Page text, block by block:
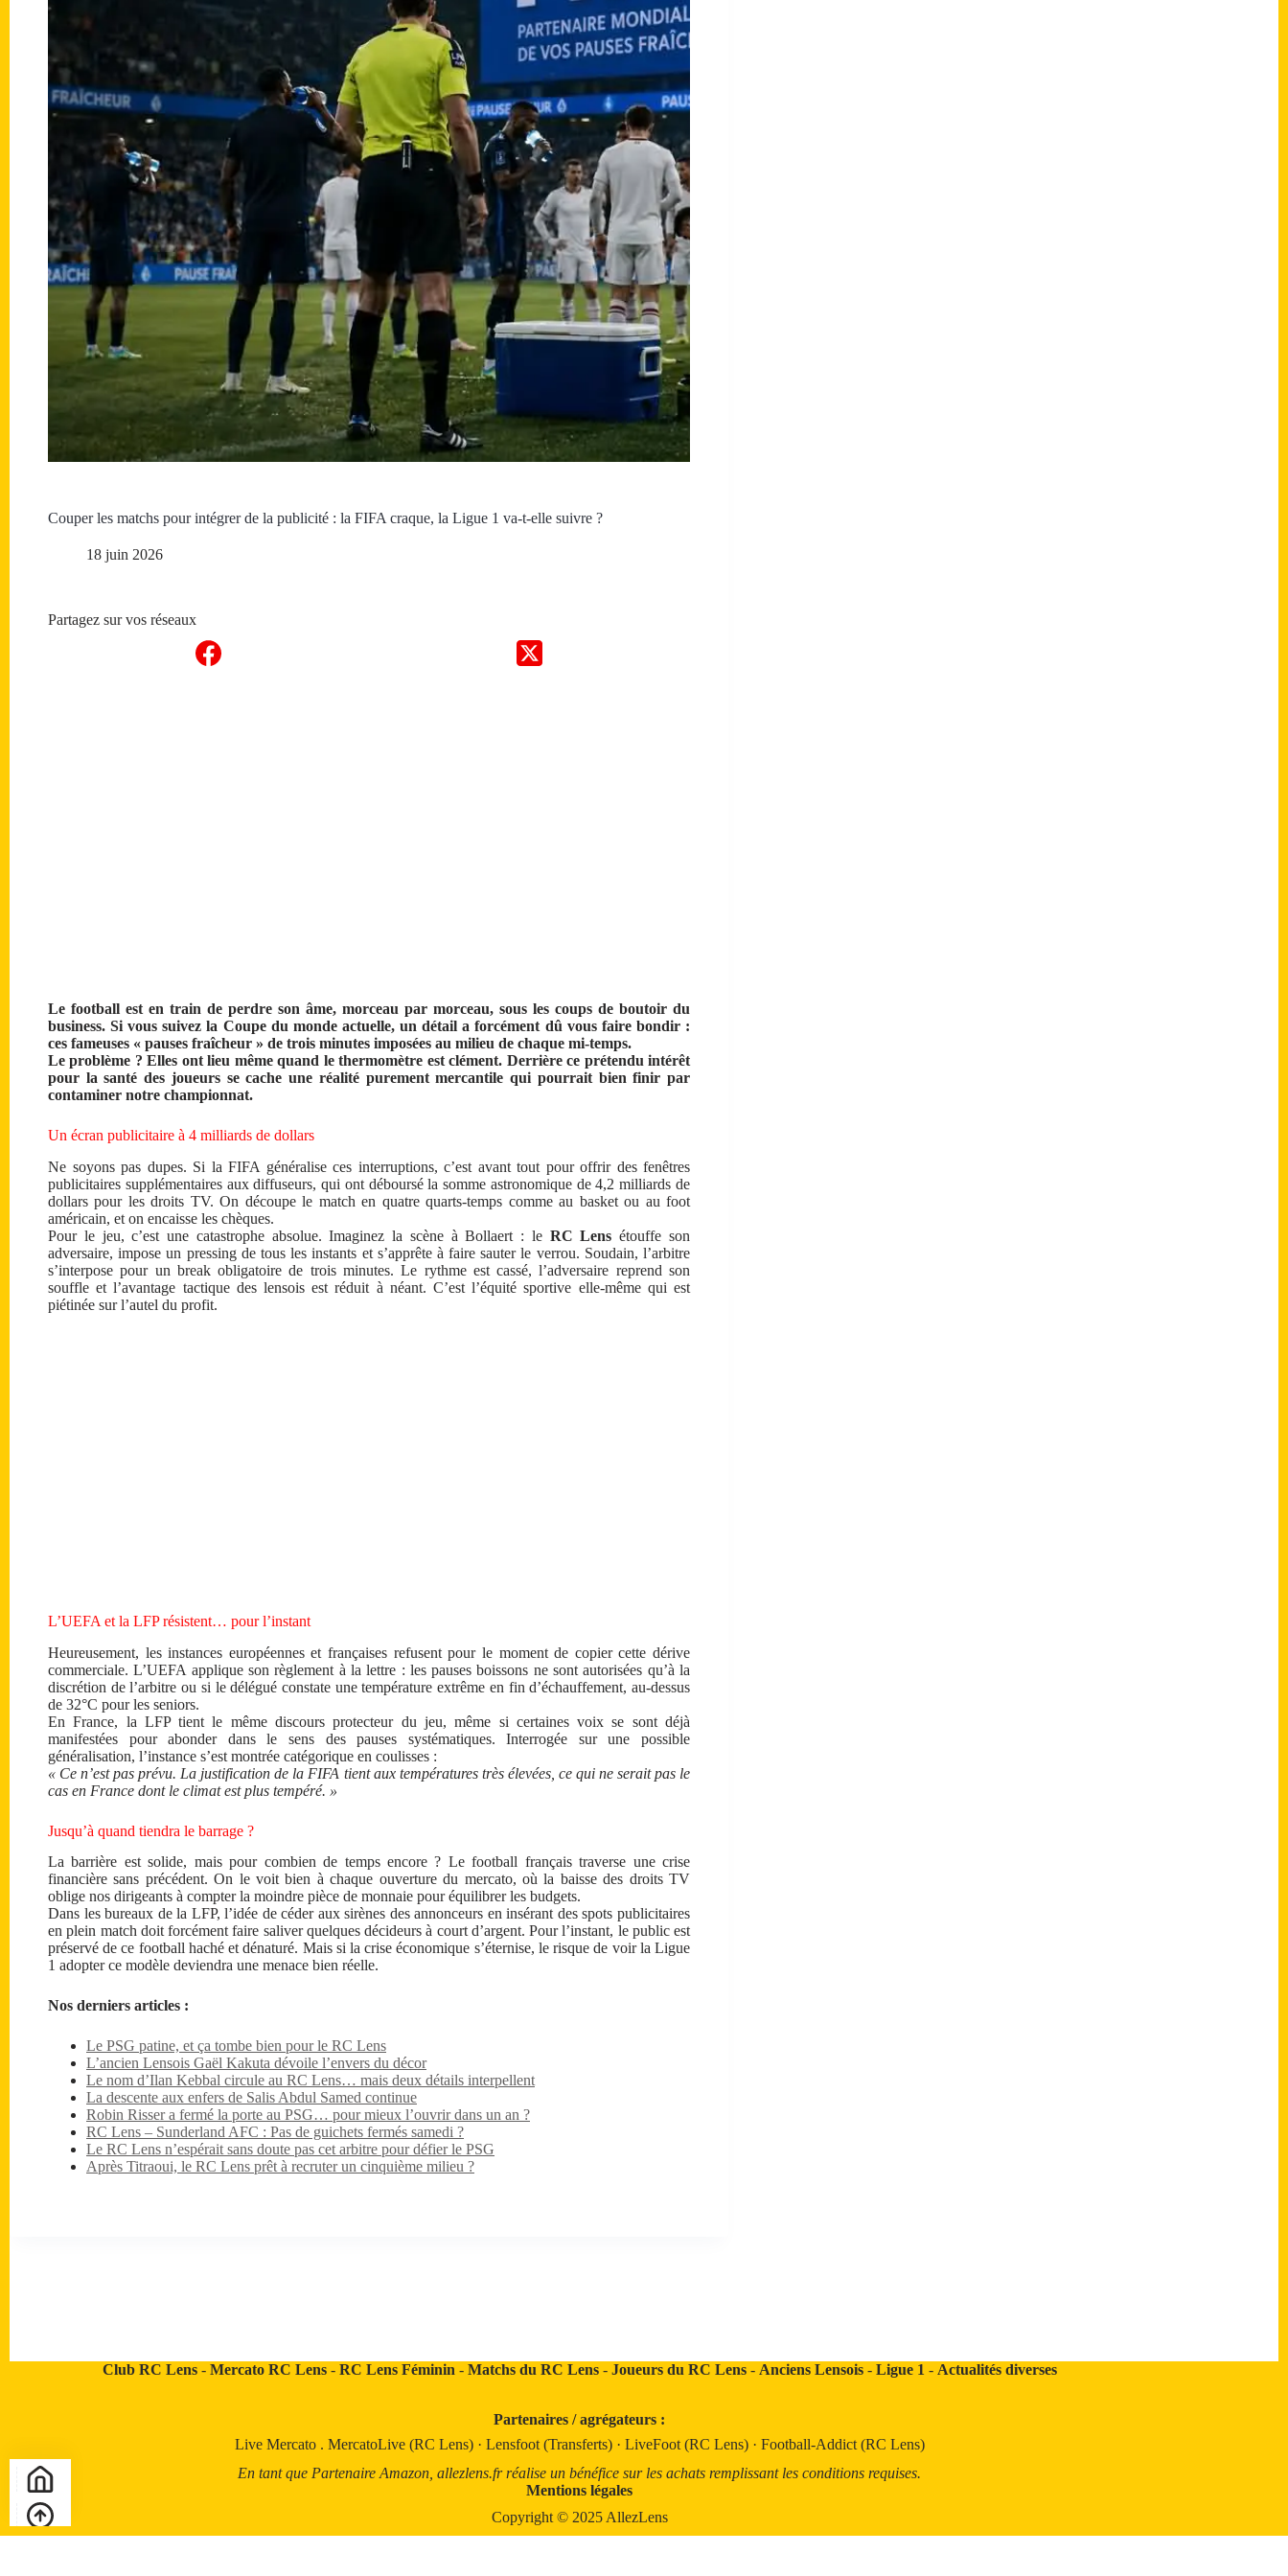
Couper les matchs pour intégrer de la publicité : la FIFA craque, la Ligue 1 va-t-elle suivre ?
18 juin 2026
Partagez sur vos réseaux
Le football est en train de perdre son âme, morceau par morceau, sous les coups de boutoir du
business. Si vous suivez la Coupe du monde actuelle, un détail a forcément dû vous faire bondir :
ces fameuses « pauses fraîcheur » de trois minutes imposées au milieu de chaque mi-temps.
Le problème ? Elles ont lieu même quand le thermomètre est clément. Derrière ce prétendu intérêt
pour la santé des joueurs se cache une réalité purement mercantile qui pourrait bien finir par
contaminer notre championnat.
Un écran publicitaire à 4 milliards de dollars
Ne soyons pas dupes. Si la FIFA généralise ces interruptions, c’est avant tout pour offrir des fenêtres
publicitaires supplémentaires aux diffuseurs, qui ont déboursé la somme astronomique de 4,2 milliards de
dollars pour les droits TV. On découpe le match en quatre quarts-temps comme au basket ou au foot
américain, et on encaisse les chèques.
Pour le jeu, c’est une catastrophe absolue. Imaginez la scène à Bollaert : le RC Lens étouffe son
adversaire, impose un pressing de tous les instants et s’apprête à faire sauter le verrou. Soudain, l’arbitre
s’interpose pour un break obligatoire de trois minutes. Le rythme est cassé, l’adversaire reprend son
souffle et l’avantage tactique des lensois est réduit à néant. C’est l’équité sportive elle-même qui est
piétinée sur l’autel du profit.
L’UEFA et la LFP résistent… pour l’instant
Heureusement, les instances européennes et françaises refusent pour le moment de copier cette dérive
commerciale. L’UEFA applique son règlement à la lettre : les pauses boissons ne sont autorisées qu’à la
discrétion de l’arbitre ou si le délégué constate une température extrême en fin d’échauffement, au-dessus
de 32°C pour les seniors.
En France, la LFP tient le même discours protecteur du jeu, même si certaines voix se sont déjà
manifestées pour abonder dans le sens des pauses systématiques. Interrogée sur une possible
généralisation, l’instance s’est montrée catégorique en coulisses :
« Ce n’est pas prévu. La justification de la FIFA tient aux températures très élevées, ce qui ne serait pas le
cas en France dont le climat est plus tempéré. »
Jusqu’à quand tiendra le barrage ?
La barrière est solide, mais pour combien de temps encore ? Le football français traverse une crise
financière sans précédent. On le voit bien à chaque ouverture du mercato, où la baisse des droits TV
oblige nos dirigeants à compter la moindre pièce de monnaie pour équilibrer les budgets.
Dans les bureaux de la LFP, l’idée de céder aux sirènes des annonceurs en insérant des spots publicitaires
en plein match doit forcément faire saliver quelques décideurs à court d’argent. Pour l’instant, le public est
préservé de ce football haché et dénaturé. Mais si la crise économique s’éternise, le risque de voir la Ligue
1 adopter ce modèle deviendra une menace bien réelle.
Nos derniers articles :
Le PSG patine, et ça tombe bien pour le RC Lens
L’ancien Lensois Gaël Kakuta dévoile l’envers du décor
Le nom d’Ilan Kebbal circule au RC Lens… mais deux détails interpellent
La descente aux enfers de Salis Abdul Samed continue
Robin Risser a fermé la porte au PSG… pour mieux l’ouvrir dans un an ?
RC Lens – Sunderland AFC : Pas de guichets fermés samedi ?
Le RC Lens n’espérait sans doute pas cet arbitre pour défier le PSG
Après Titraoui, le RC Lens prêt à recruter un cinquième milieu ?
Club RC Lens- Mercato RC Lens- RC Lens Féminin - Matchs du RC Lens- Joueurs du RC Lens- Anciens Lensois- Ligue 1 - Actualités diverses
Partenaires / agrégateurs :
Live Mercato . MercatoLive (RC Lens) · Lensfoot (Transferts) · LiveFoot (RC Lens) · Football-Addict (RC Lens)
En tant que Partenaire Amazon, allezlens.fr réalise un bénéfice sur les achats remplissant les conditions requises.
Mentions légales
Copyright © 2025 AllezLens